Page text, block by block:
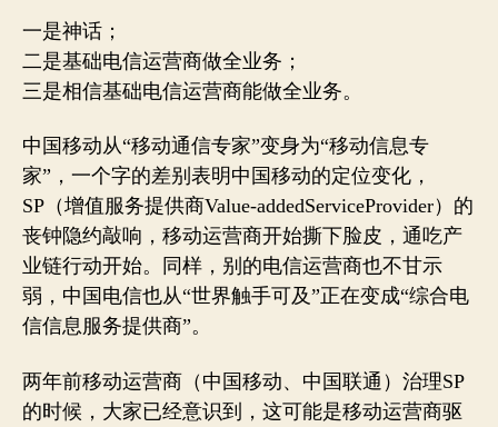
一是神话；
二是基础电信运营商做全业务；
三是相信基础电信运营商能做全业务。
中国移动从“移动通信专家”变身为“移动信息专
家”，一个字的差别表明中国移动的定位变化，
SP（增值服务提供商Value-addedServiceProvider）的
丧钟隐约敲响，移动运营商开始撕下脸皮，通吃产
业链行动开始。同样，别的电信运营商也不甘示
弱，中国电信也从“世界触手可及”正在变成“综合电
信信息服务提供商”。
两年前移动运营商（中国移动、中国联通）治理SP
的时候，大家已经意识到，这可能是移动运营商驱